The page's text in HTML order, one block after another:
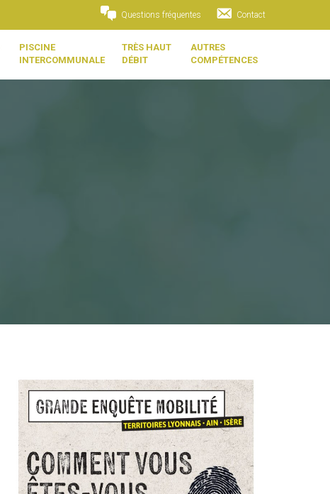
Questions fréquentes Contact
PISCINE
INTERCOMMUNALE
TRÈS HAUT
DÉBIT
AUTRES
COMPÉTENCES